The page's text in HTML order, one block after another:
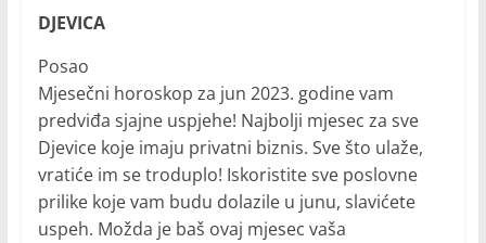
DJEVICA
Posao
Mjesečni horoskop za jun 2023. godine vam
predviđa sjajne uspjehe! Najbolji mjesec za sve
Djevice koje imaju privatni biznis. Sve što ulaže,
vratiće im se troduplo! Iskoristite sve poslovne
prilike koje vam budu dolazile u junu, slavićete
uspeh. Možda je baš ovaj mjesec vaša